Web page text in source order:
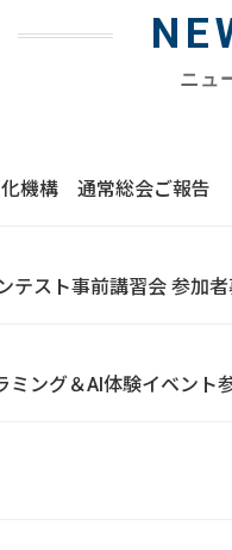
ニュ
機構 通常総会ご報告
テスト事前講習会 参加者
ミング＆AI体験イベント